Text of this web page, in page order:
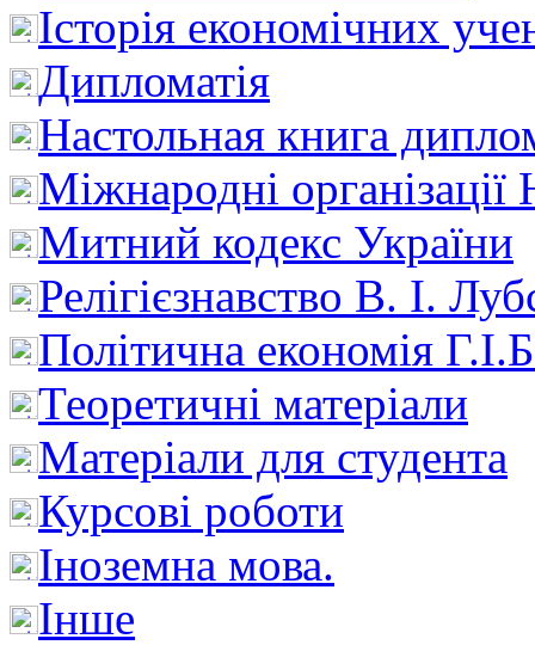
Історія економічних
Дипломатія
Настольная книга
Міжнародні
Митний кодекс України
Релігієзнавство В. І.
Політична економія
Теоретичні матеріали
Матеріали для студента
Курсові роботи
Іноземна мова.
Інше